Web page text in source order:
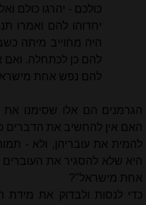
כולכם - יהרגו כולם
יחדוהו להם ואמרו
היה מחוייב מיתה
להם כן לכתחלה. ואם
להם נפש אחת
הגרמנים הם אלו שסימנו את
האם אין להחשיב את הדברים
להמית את עובריהן, ולא -
היא שלא להסגיר את העוברים
אחת מישראל"?
כדי לנסות ולבדוק את מידת